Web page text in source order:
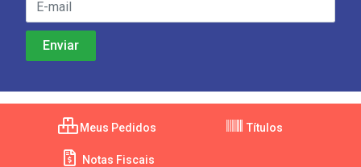
Meus Pedidos Títulos
Notas Fiscais